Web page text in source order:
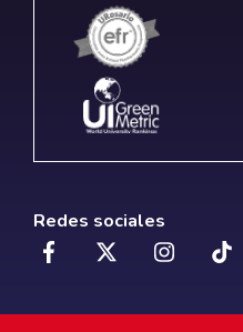
Redes sociales